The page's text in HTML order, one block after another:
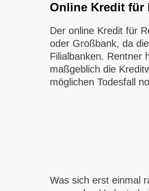
Online Kredit für
Der online Kredit für
oder Großbank, da
Filialbanken. Rentner
maßgeblich die
möglichen Todesfall
Was sich erst einmal